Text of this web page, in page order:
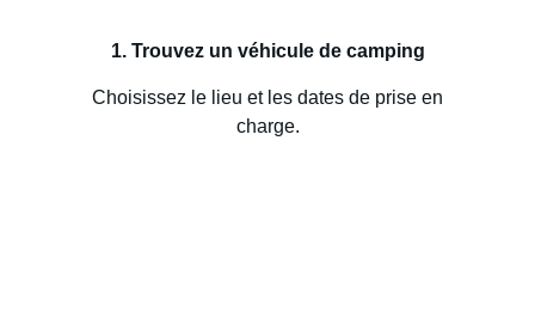
1. Trouvez un véhicule de camping
Choisissez le lieu et les dates de prise en
charge.